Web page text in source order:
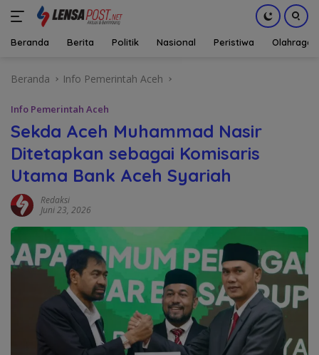
Beranda Berita Politik Nasional Peristiwa Olahraga
Beranda Info Pemerintah Aceh
Info Pemerintah Aceh
Sekda Aceh Muhammad Nasir
Ditetapkan sebagai Komisaris
Utama Bank Aceh Syariah
Redaksi
Juni 23, 2026